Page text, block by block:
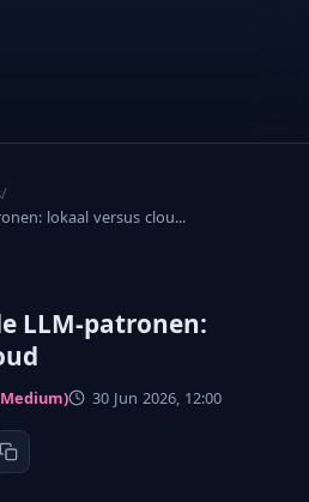
/
lokaal versus clou...
LLM-patronen:
30 Jun 2026, 12:00